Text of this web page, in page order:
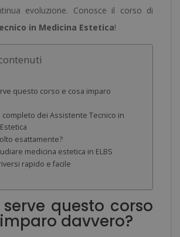
evoluzione. Conosce il corso di
in Medicina Estetica!
questo corso e cosa imparo
completo dei Assistente Tecnico in
esattamente?
medicina estetica in ELBS
rapido e facile
questo corso
davvero?